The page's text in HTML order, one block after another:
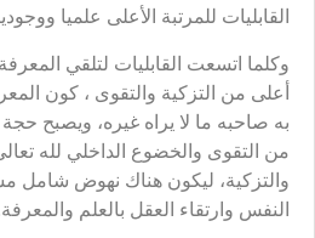
القابليات للمرتبة الأعلى علميا
وكلما اتسعت القابليات لتلقي
أعلى من التزكية والتقوى ، كون
به صاحبه ما لا يراه غيره، ويصبح
من التقوى والخضوع الداخلي لله
والتزكية، ليكون هناك نهوض شامل
النفس وارتقاء العقل بالعلم